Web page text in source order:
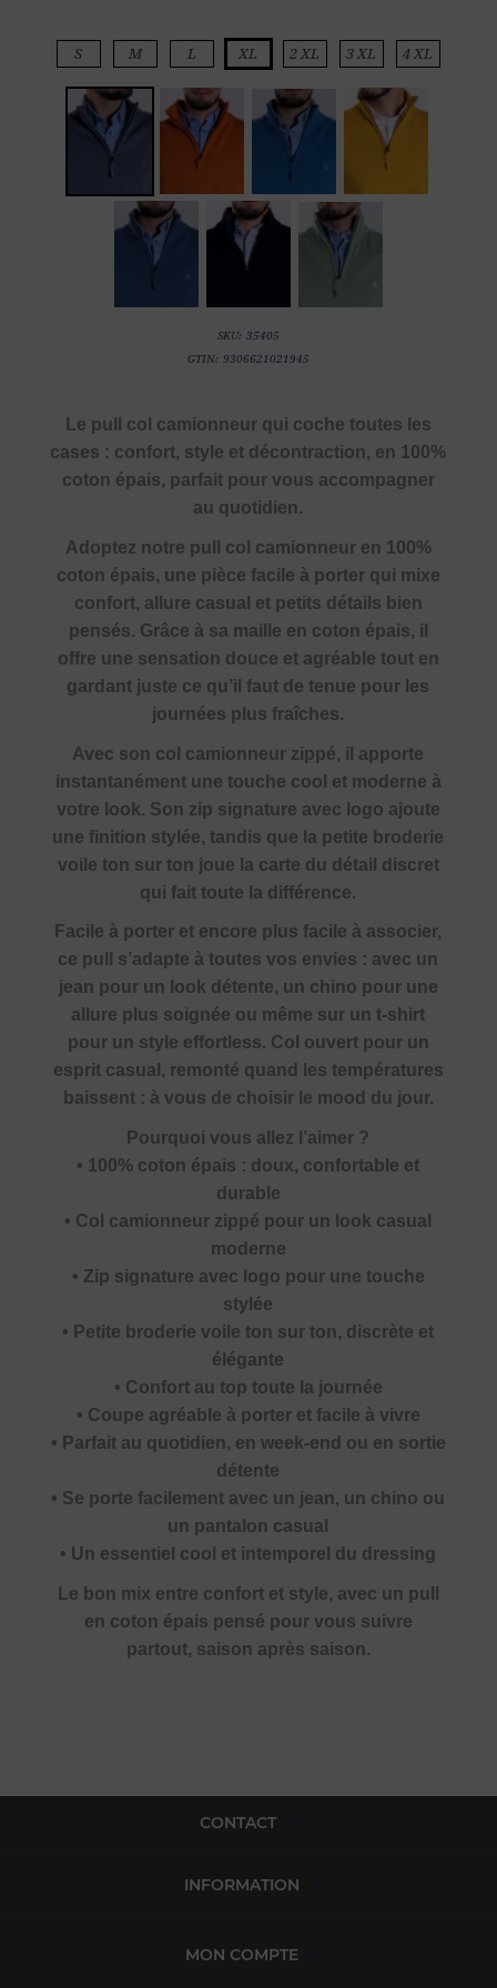
S M L XL 2 XL 3 XL 4 XL
SKU: 35405
GTIN: 9306621021945
Le pull col camionneur qui coche toutes les
cases : confort, style et décontraction, en 100%
coton épais, parfait pour vous accompagner
au quotidien.
Adoptez notre pull col camionneur en 100%
coton épais, une pièce facile à porter qui mixe
confort, allure casual et petits détails bien
pensés. Grâce à sa maille en coton épais, il
offre une sensation douce et agréable tout en
gardant juste ce qu’il faut de tenue pour les
journées plus fraîches.
Avec son col camionneur zippé, il apporte
instantanément une touche cool et moderne à
votre look. Son zip signature avec logo ajoute
une finition stylée, tandis que la petite broderie
voile ton sur ton joue la carte du détail discret
qui fait toute la différence.
Facile à porter et encore plus facile à associer,
ce pull s’adapte à toutes vos envies : avec un
jean pour un look détente, un chino pour une
allure plus soignée ou même sur un t-shirt
pour un style effortless. Col ouvert pour un
esprit casual, remonté quand les températures
baissent : à vous de choisir le mood du jour.
Pourquoi vous allez l’aimer ?
• 100% coton épais : doux, confortable et
durable
• Col camionneur zippé pour un look casual
moderne
• Zip signature avec logo pour une touche
stylée
• Petite broderie voile ton sur ton, discrète et
élégante
• Confort au top toute la journée
• Coupe agréable à porter et facile à vivre
• Parfait au quotidien, en week-end ou en sortie
détente
• Se porte facilement avec un jean, un chino ou
un pantalon casual
• Un essentiel cool et intemporel du dressing
Le bon mix entre confort et style, avec un pull
en coton épais pensé pour vous suivre
partout, saison après saison.
CONTACT
INFORMATION
MON COMPTE